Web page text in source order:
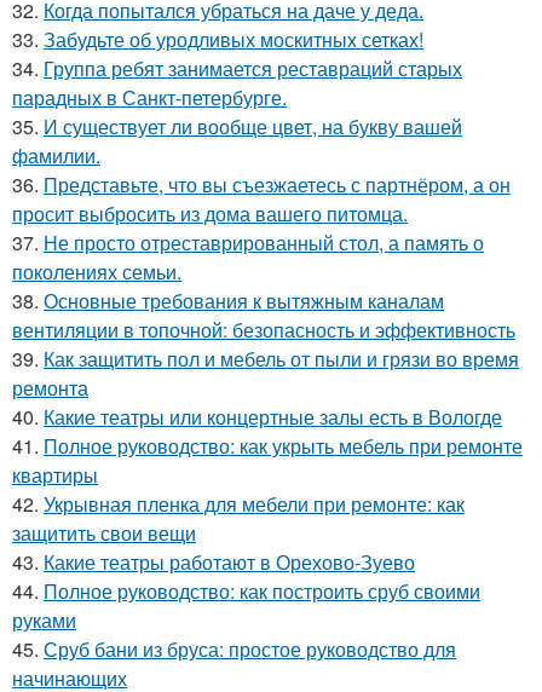
32. Когда попытался убраться на даче у деда.
33. Забудьте об уродливых москитных сетках!
34. Группа ребят занимается реставраций старых
парадных в Санкт-петербурге.
35. И существует ли вообще цвет, на букву вашей
фамилии.
36. Представьте, что вы съезжаетесь с партнёром, а он
просит выбросить из дома вашего питомца.
37. Не просто отреставрированный стол, а память о
поколениях семьи.
38. Основные требования к вытяжным каналам
вентиляции в топочной: безопасность и эффективность
39. Как защитить пол и мебель от пыли и грязи во время
ремонта
40. Какие театры или концертные залы есть в Вологде
41. Полное руководство: как укрыть мебель при ремонте
квартиры
42. Укрывная пленка для мебели при ремонте: как
защитить свои вещи
43. Какие театры работают в Орехово-Зуево
44. Полное руководство: как построить сруб своими
руками
45. Сруб бани из бруса: простое руководство для
начинающих